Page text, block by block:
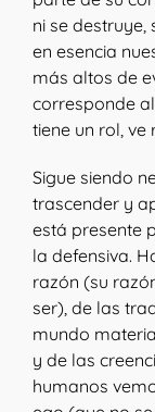
ni se
en esencia
más altos de
corresponde
tiene un rol, ve
Sigue siendo
trascender y
está presente
la defensiva.
razón (su
ser), de las
mundo
y de las
humanos